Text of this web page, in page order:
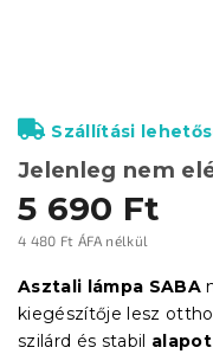
5 690 Ft
4 480 Ft ÁFA nélkül
Jelenleg nem
Szállítási
Asztali lámpa SABA
kiegészítője lesz
szilárd és stabil